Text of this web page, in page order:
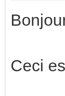
Ceci